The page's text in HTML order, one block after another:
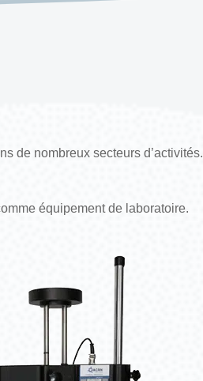
de nombreux secteurs d’activités.
équipement de laboratoire.